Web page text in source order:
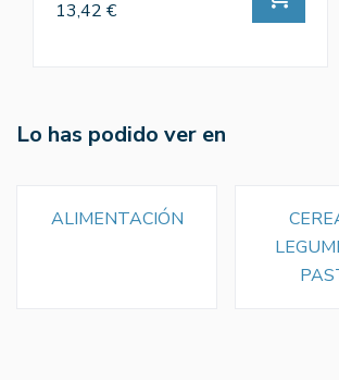
13,42 €
Lo has podido ver en
ALIMENTACIÓN